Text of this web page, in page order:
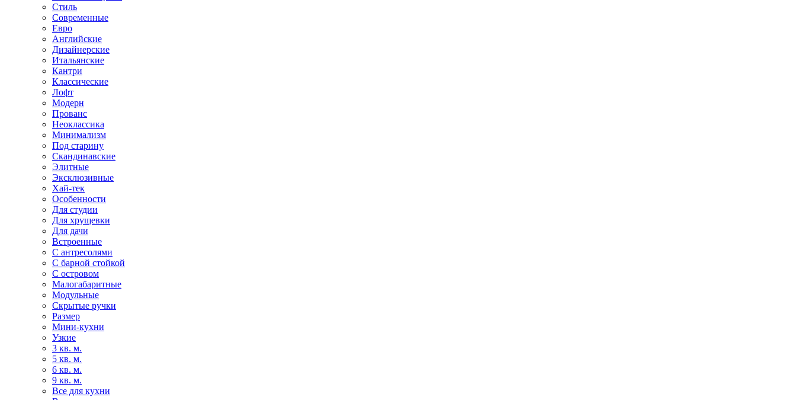
Стиль
Современные
Евро
Английские
Дизайнерские
Итальянские
Кантри
Классические
Лофт
Модерн
Прованс
Неоклассика
Минимализм
Под старину
Скандинавские
Элитные
Эксклюзивные
Хай-тек
Особенности
Для студии
Для хрущевки
Для дачи
Встроенные
С антресолями
С барной стойкой
С островом
Малогабаритные
Модульные
Скрытые ручки
Размер
Мини-кухни
Узкие
3 кв. м.
5 кв. м.
6 кв. м.
9 кв. м.
Все для кухни